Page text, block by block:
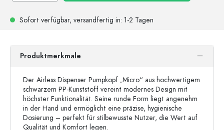
Sofort verfügbar, versandfertig in: 1-2 Tagen
Produktmerkmale
Der Airless Dispenser Pumpkopf „Micro“ aus hochwertigem
schwarzem PP-Kunststoff vereint modernes Design mit
höchster Funktionalität. Seine runde Form liegt angenehm
in der Hand und ermöglicht eine präzise, hygienische
Dosierung – perfekt für stilbewusste Nutzer, die Wert auf
Qualität und Komfort legen.